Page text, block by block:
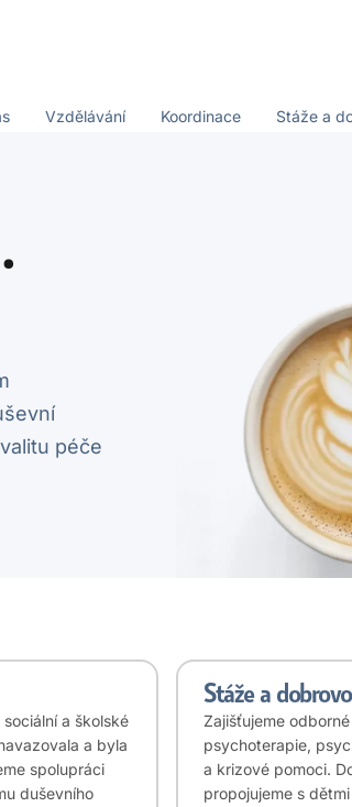
Vzdělávání Koordinace Stáže a
péče
a školské
a byla
spolupráci
duševního
Stáže a
Zajišťujeme
psychoterapie,
a krizové pomoci.
propojujeme s